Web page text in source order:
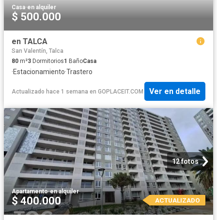
Casa·en alquiler
$ 500.000
en TALCA
San Valentín, Talca
80 m²3 Dormitorios1 BañoCasa
·Estacionamiento·Trastero
Actualizado hace 1 semana en GOPLACEIT.COM Ver en detalle
12 fotos
Apartamento·en alquiler
$ 400.000 ACTUALIZADO